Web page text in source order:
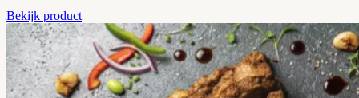
Bekijk product